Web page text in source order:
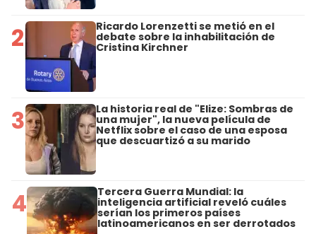
2 Ricardo Lorenzetti se metió en el
debate sobre la inhabilitación de
Cristina Kirchner
3 La historia real de "Elize: Sombras de
una mujer", la nueva película de
Netflix sobre el caso de una esposa
que descuartizó a su marido
4 Tercera Guerra Mundial: la
inteligencia artificial reveló cuáles
serían los primeros países
latinoamericanos en ser derrotados